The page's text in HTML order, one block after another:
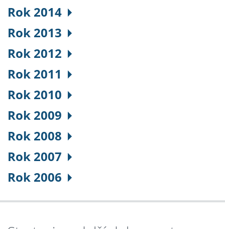
Rok 2014
Rok 2013
Rok 2012
Rok 2011
Rok 2010
Rok 2009
Rok 2008
Rok 2007
Rok 2006